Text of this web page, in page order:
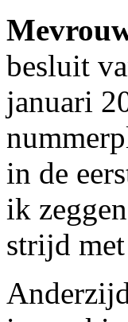
besluit
januari
in de
ik
strijd